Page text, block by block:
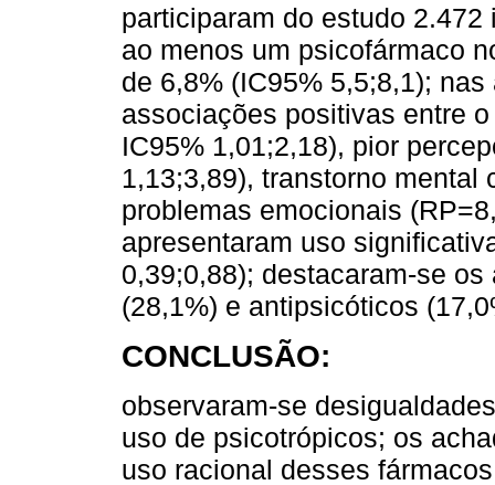
participaram do estudo
ao menos um psicofármaco
de 6,8% (IC95% 5,5;8,1);
associações positivas entre
IC95% 1,01;2,18), pior
1,13;3,89), transtorno mental
problemas emocionais
apresentaram uso
0,39;0,88); destacaram-se
(28,1%) e antipsicóticos
CONCLUSÃO:
observaram-se
uso de psicotrópicos; os
uso racional desses